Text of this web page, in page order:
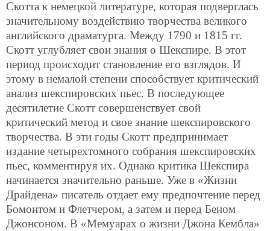
Скотта к немецкой литературе, которая подверглась
значительному воздействию творчества великого
английского драматурга. Между 1790 и 1815 гг.
Скотт углубляет свои знания о Шекспире. В этот
период происходит становление его взглядов. И
этому в немалой степени способствует критический
анализ шекспировских пьес. В последующее
десятилетие Скотт совершенствует свой
критический метод и свое знание шекспировского
творчества. В эти годы Скотт предпринимает
издание четырехтомного собрания шекспировских
пьес, комментируя их. Однако критика Шекспира
начинается значительно раньше. Уже в «Жизни
Драйдена» писатель отдает ему предпочтение перед
Бомонтом и Флетчером, а затем и перед Беном
Джонсоном. В «Мемуарах о жизни Джона Кембла»